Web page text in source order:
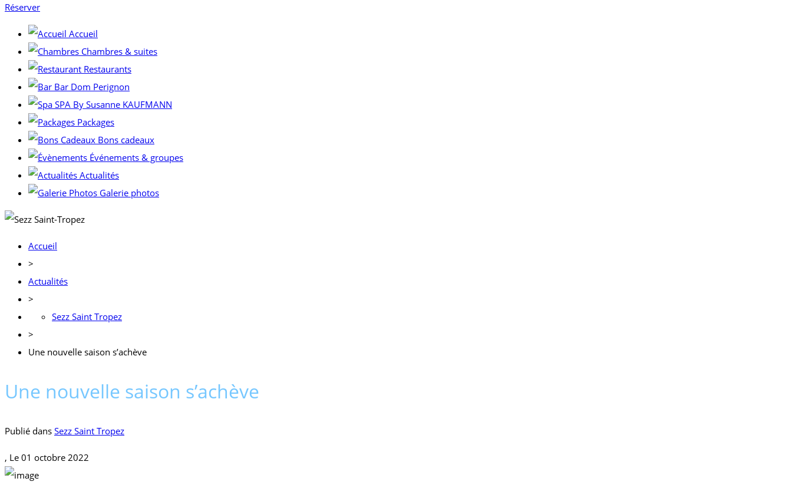
Réserver
Accueil
Chambres & suites
Restaurants
Bar Dom Perignon
SPA By Susanne KAUFMANN
Packages
Bons cadeaux
Événements & groupes
Actualités
Galerie photos
Accueil
>
Actualités
>
Sezz Saint Tropez
>
Une nouvelle saison s’achève
Une nouvelle saison s’achève
Publié dans Sezz Saint Tropez
, Le 01 octobre 2022